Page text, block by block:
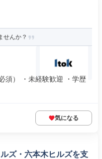
せんか？
須） ・未経験歓迎 ・学歴
気になる
ズ・六本木ヒルズを支